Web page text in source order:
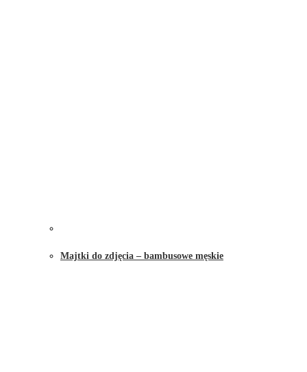
Majtki do zdjęcia – bambusowe męskie